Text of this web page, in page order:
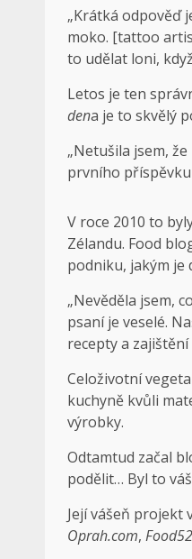
„Krátká odpověď
moko. [tattoo
to udělat loni,
Letos je ten
dena je to skvělý
„Netušila jsem,
prvního
V roce 2010 to
Zélandu. Food
podniku, jakým je
„Nevěděla jsem,
psaní je veselé.
recepty a
Celoživotní
kuchyně kvůli
výrobky.
Odtamtud začal
podělit… Byl to
Její vášeň projekt
Oprah.com,